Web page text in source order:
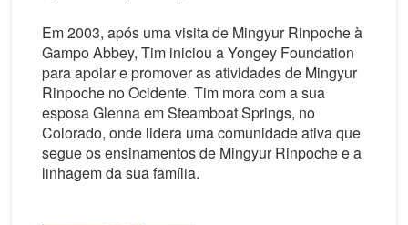
Em 2003, após uma visita de Mingyur Rinpoche à
Gampo Abbey, Tim iniciou a Yongey Foundation
para apoiar e promover as atividades de Mingyur
Rinpoche no Ocidente. Tim mora com a sua
esposa Glenna em Steamboat Springs, no
Colorado, onde lidera uma comunidade ativa que
segue os ensinamentos de Mingyur Rinpoche e a
linhagem da sua família.